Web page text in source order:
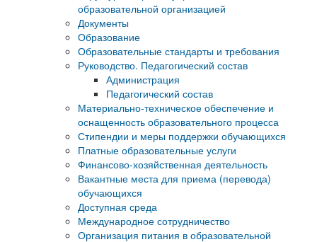
образовательной организацией
Документы
Образование
Образовательные стандарты и требования
Руководство. Педагогический состав
Администрация
Педагогический состав
Материально-техническое обеспечение и
оснащенность образовательного процесса
Стипендии и меры поддержки обучающихся
Платные образовательные услуги
Финансово-хозяйственная деятельность
Вакантные места для приема (перевода)
обучающихся
Доступная среда
Международное сотрудничество
Организация питания в образовательной